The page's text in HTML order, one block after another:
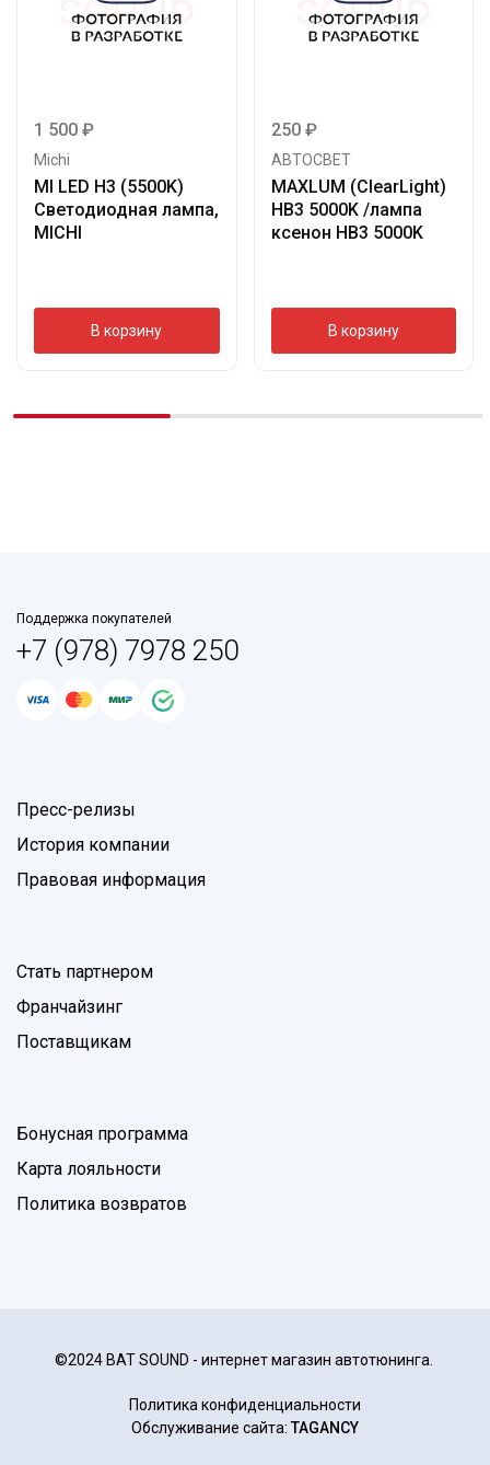
1 500 ₽
Michi
MI LED H3 (5500K)
Светодиодная лампа,
MICHI
В корзину
250 ₽
АВТОСВЕТ
MAXLUM (ClearLight)
HB3 5000K /лампа
ксенон HB3 5000K
В корзину
Поддержка покупателей
+7 (978) 7978 250
Пресс-релизы
История компании
Правовая информация
Стать партнером
Франчайзинг
Поставщикам
Бонусная программа
Карта лояльности
Политика возвратов
©2024 BAT SOUND - интернет магазин автотюнинга.
Политика конфиденциальности
Обслуживание сайта: TAGANCY